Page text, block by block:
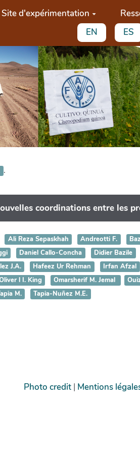
Site d'expérimentation
EN
ES
.
coordinations entre les
Ali Reza Sepaskhah Andreotti F.
Daniel Callo-Concha Didier Bazile
J.A. Hafeez Ur Rehman Irfan Afzal
l I. King Omarsherif M. Jemal
M. Tapia-Nuñez M.E.
Photo credit | Mentions